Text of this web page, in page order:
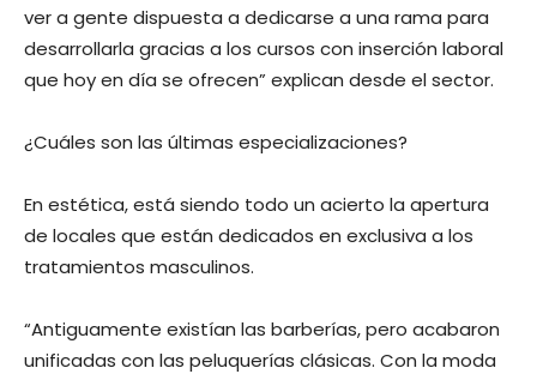
ver a gente dispuesta a dedicarse a una rama para
desarrollarla gracias a los cursos con inserción laboral
que hoy en día se ofrecen” explican desde el sector.
¿Cuáles son las últimas especializaciones?
En estética, está siendo todo un acierto la apertura
de locales que están dedicados en exclusiva a los
tratamientos masculinos.
“Antiguamente existían las barberías, pero acabaron
unificadas con las peluquerías clásicas. Con la moda